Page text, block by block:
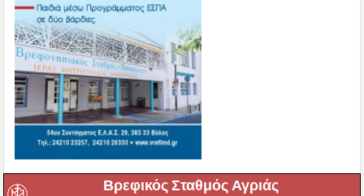
Βρεφικός Σταθμός Αγριάς